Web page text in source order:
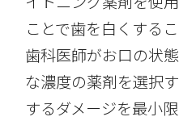
ことで歯を白くする
歯科医師がお口の状
な濃度の薬剤を選択
するダメージを最小